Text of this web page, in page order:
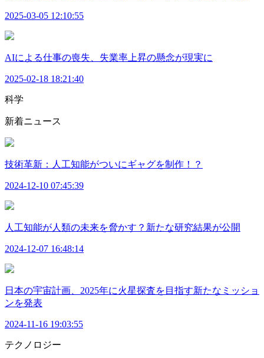
2025-03-05 12:10:55
AIによる仕事の喪失、失業率上昇の懸念が現実に
2025-02-18 18:21:40
科学
新着ニュース
技術革新：人工知能がついにギャグを制作！？
2024-12-10 07:45:39
人工知能が人類の未来を脅かす？新たな研究結果が公開
2024-12-07 16:48:14
日本の宇宙計画、2025年に火星探査を目指す新たなミッショ
ンを発表
2024-11-16 19:03:55
テクノロジー